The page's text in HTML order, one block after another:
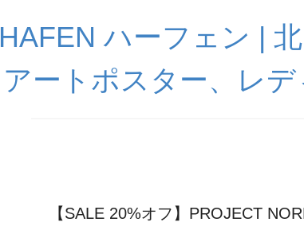
HAFEN ハーフェン |
アートポスター、レ
【SALE 20%オフ】PROJECT